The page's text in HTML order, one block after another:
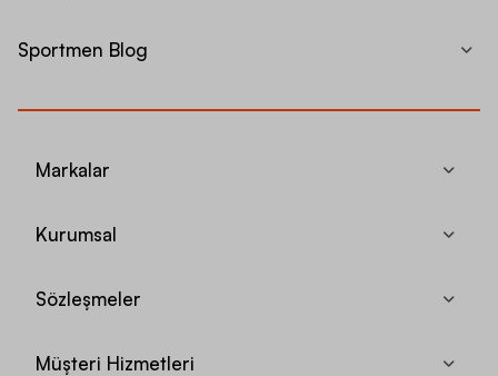
Sportmen Blog
Markalar
Kurumsal
Sözleşmeler
Müşteri Hizmetleri